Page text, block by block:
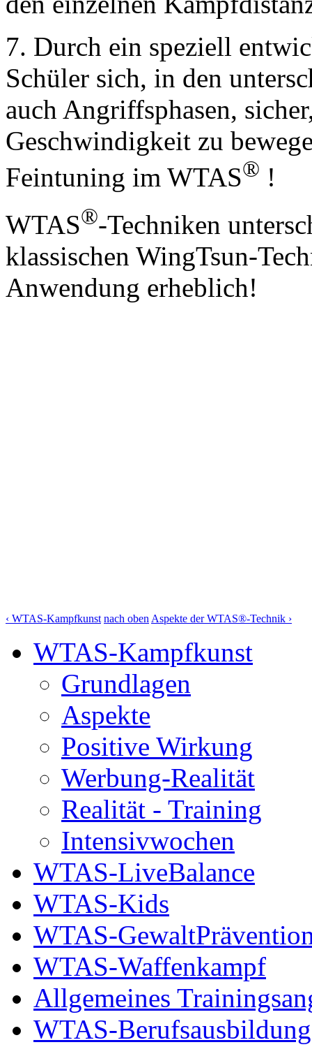
7. Durch ein speziell
Schüler sich, in den
auch Angriffsphasen,
Geschwindigkeit zu
Feintuning im WTAS® !
WTAS®-Techniken
klassischen WingTsun-
Anwendung erheblich!
‹ WTAS-Kampfkunst nach oben Aspekte der WTAS®-Technik ›
WTAS-Kampfkunst
Grundlagen
Aspekte
Positive Wirkung
Werbung-Realität
Realität - Training
Intensivwochen
WTAS-LiveBalance
WTAS-Kids
WTAS-
WTAS-Waffenkampf
Allgemeines
WTAS-